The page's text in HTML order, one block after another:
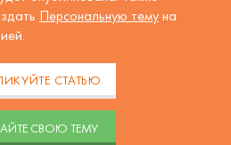
Персональную тему на
СТАТЬЮ
СВОЮ ТЕМУ